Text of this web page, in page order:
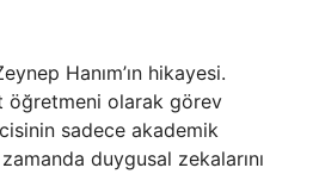
Hanım’ın hikayesi.
öğretmeni olarak görev
sadece akademik
duygusal zekalarını